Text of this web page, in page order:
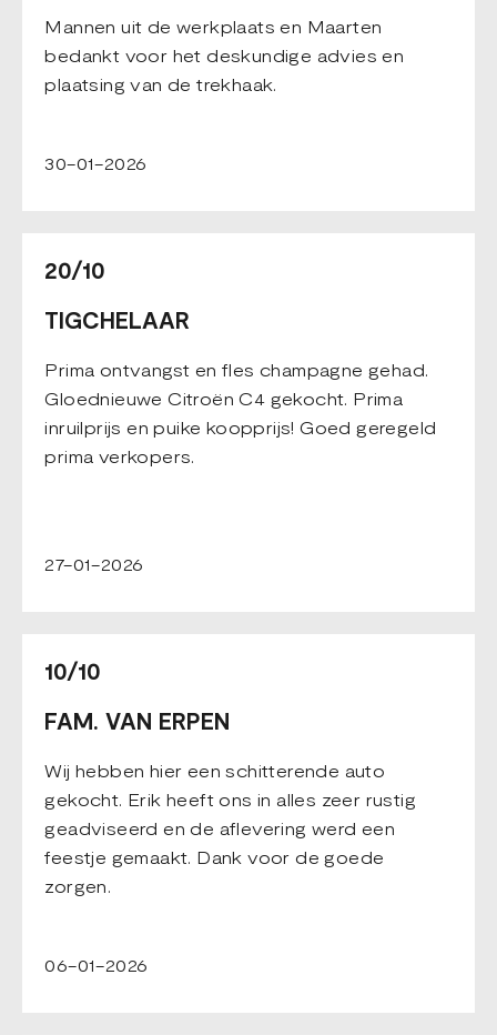
Mannen uit de werkplaats en Maarten
bedankt voor het deskundige advies en
plaatsing van de trekhaak.
30-01-2026
20/10
TIGCHELAAR
Prima ontvangst en fles champagne gehad.
Gloednieuwe Citroën C4 gekocht. Prima
inruilprijs en puike koopprijs! Goed geregeld
prima verkopers.
27-01-2026
10/10
FAM. VAN ERPEN
Wij hebben hier een schitterende auto
gekocht. Erik heeft ons in alles zeer rustig
geadviseerd en de aflevering werd een
feestje gemaakt. Dank voor de goede
zorgen.
06-01-2026